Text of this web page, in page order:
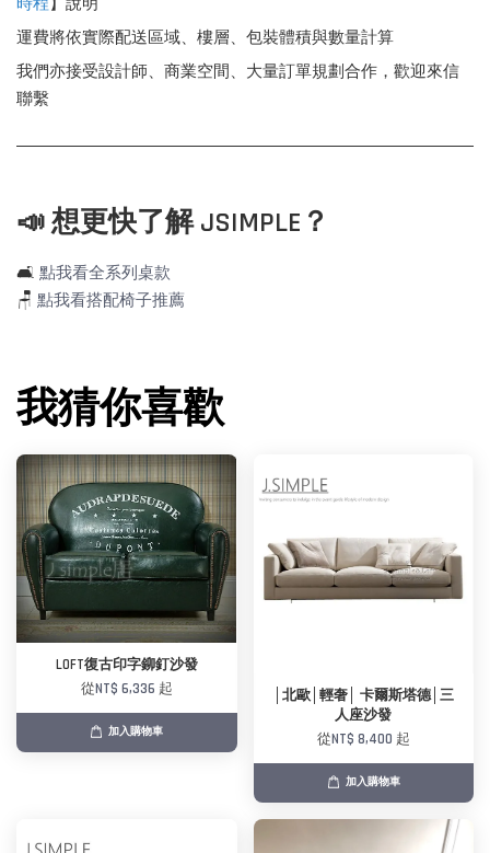
運費將依實際配送區域、樓層、包裝體積與數量計算
我們亦接受設計師、商業空間、大量訂單規劃合作，歡迎來信
聯繫
📣 想更快了解 JSIMPLE？
🛋️ 點我看全系列桌款
🪑 點我看搭配椅子推薦
我猜你喜歡
LOFT復古印字鉚釘沙發
從NT$ 6,336 起
加入購物車
│北歐│輕奢│ 卡爾斯塔德│三
人座沙發
從NT$ 8,400 起
加入購物車